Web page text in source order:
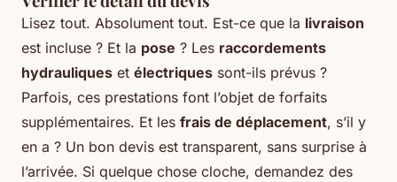
Lisez tout. Absolument tout. Est-ce que la livraison
est incluse ? Et la pose ? Les raccordements
hydrauliques et électriques sont-ils prévus ?
Parfois, ces prestations font l’objet de forfaits
supplémentaires. Et les frais de déplacement, s’il y
en a ? Un bon devis est transparent, sans surprise à
l’arrivée. Si quelque chose cloche, demandez des